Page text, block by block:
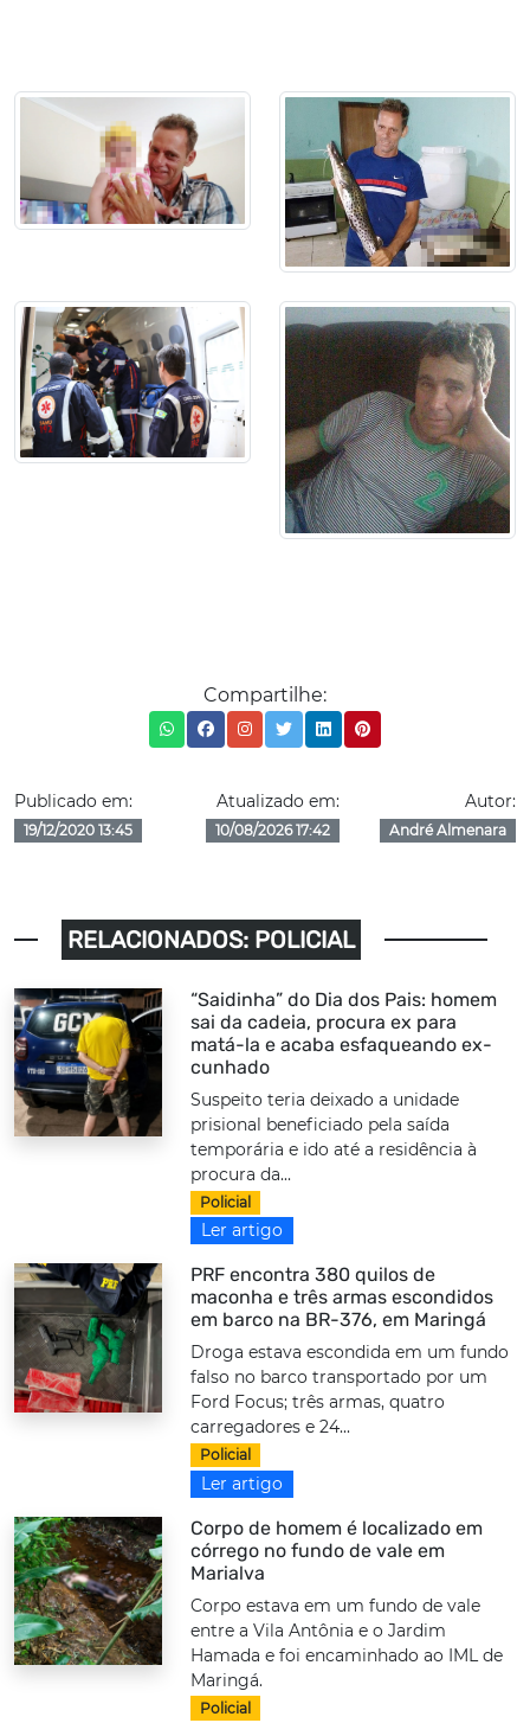
Compartilhe:
Publicado em:
19/12/2020 13:45
Atualizado em:
10/08/2026 17:42
Autor:
André Almenara
RELACIONADOS: POLICIAL
“Saidinha” do Dia dos Pais: homem
sai da cadeia, procura ex para
matá-la e acaba esfaqueando ex-
cunhado
Suspeito teria deixado a unidade
prisional beneficiado pela saída
temporária e ido até a residência à
procura da...
Policial
Ler artigo
PRF encontra 380 quilos de
maconha e três armas escondidos
em barco na BR-376, em Maringá
Droga estava escondida em um fundo
falso no barco transportado por um
Ford Focus; três armas, quatro
carregadores e 24...
Policial
Ler artigo
Corpo de homem é localizado em
córrego no fundo de vale em
Marialva
Corpo estava em um fundo de vale
entre a Vila Antônia e o Jardim
Hamada e foi encaminhado ao IML de
Maringá.
Policial